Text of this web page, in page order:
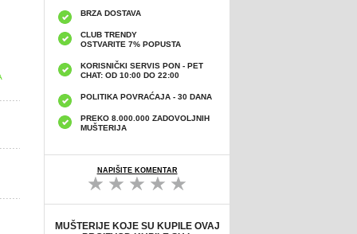
BRZA DOSTAVA
CLUB TRENDY
OSTVARITE 7% POPUSTA
KORISNIČKI SERVIS PON - PET
CHAT: OD 10:00 DO 22:00
POLITIKA POVRAĆAJA - 30 DANA
PREKO 8.000.000 ZADOVOLJNIH
MUŠTERIJA
NAPIŠITE KOMENTAR
MUŠTERIJE KOJE SU KUPILE OVAJ